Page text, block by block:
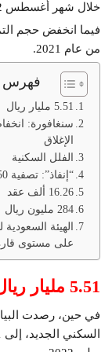
خلال شهر أغسطس 2022.
من عام 2021.
فهرس
5.51 مليار ريال
سنغافورة:
الإغلاق
الفلل السكنية
“إنفاذ”: تصفية 650 عقارًا بقيمة 1.2 مليار ريال
16.26 ألف عقد
284 مليون ريال
الهيئة
على مستوى
5.51 مليار ريال
في حين، رصدت